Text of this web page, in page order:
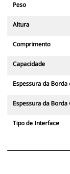
Peso
Altura
Comprimento
Capacidade
Espessura da Borda
Espessura da Borda
Tipo de Interface